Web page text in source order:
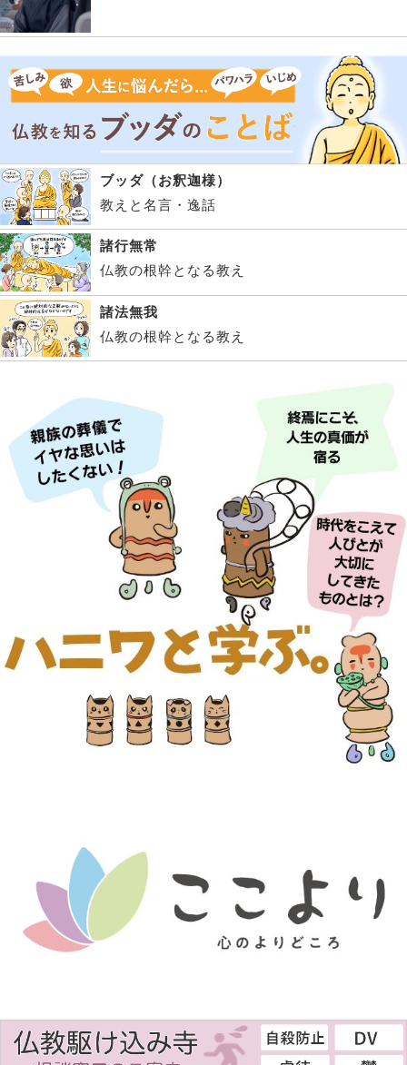
ブッダ（お釈迦様）
教えと名言・逸話
諸行無常
仏教の根幹となる教え
諸法無我
仏教の根幹となる教え